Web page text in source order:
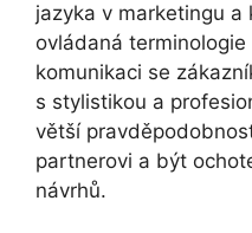
jazyka v marketingu a
ovládaná
komunikaci se
s stylistikou a
větší
partnerovi a být
návrhů.